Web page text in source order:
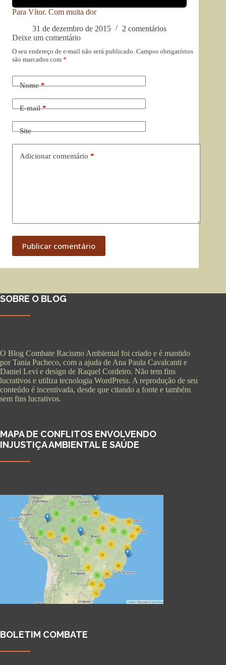
Para Vítor. Com muita dor
31 de dezembro de 2015
2 comentários
Deixe um comentário
O seu endereço de e-mail não será publicado. Campos obrigatórios
são marcados com *
Nome*
E-mail*
Site
Adicionar comentário *
Publicar comentário
SOBRE O BLOG
O Blog Combate Racismo Ambiental foi criado e é mantido
por Tania Pacheco, com a ajuda de Ana Paula Cavalcanti e
Daniel Levi e design de Raquel Cordeiro. Não tem fins
lucrativos e utiliza tecnologia WordPress. A reprodução de seu
conteúdo é incentivada, desde que citando a fonte e também
sem fins lucrativos.
MAPA DE CONFLITOS ENVOLVENDO
INJUSTIÇA AMBIENTAL E SAÚDE
BOLETIM COMBATE